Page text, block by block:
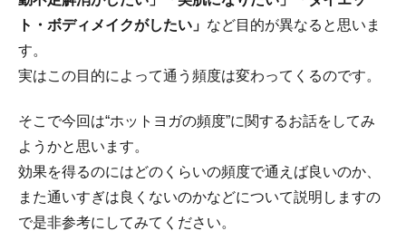
ト・ボディメイクがしたい」 など目的が異なると思いま
す。
実はこの目的によって通う頻度は変わってくるのです。
そこで今回は“ホットヨガの頻度”に関するお話をしてみ
ようかと思います。
効果を得るのにはどのくらいの頻度で通えば良いのか、
また通いすぎは良くないのかなどについて説明しますの
で是非参考にしてみてください。